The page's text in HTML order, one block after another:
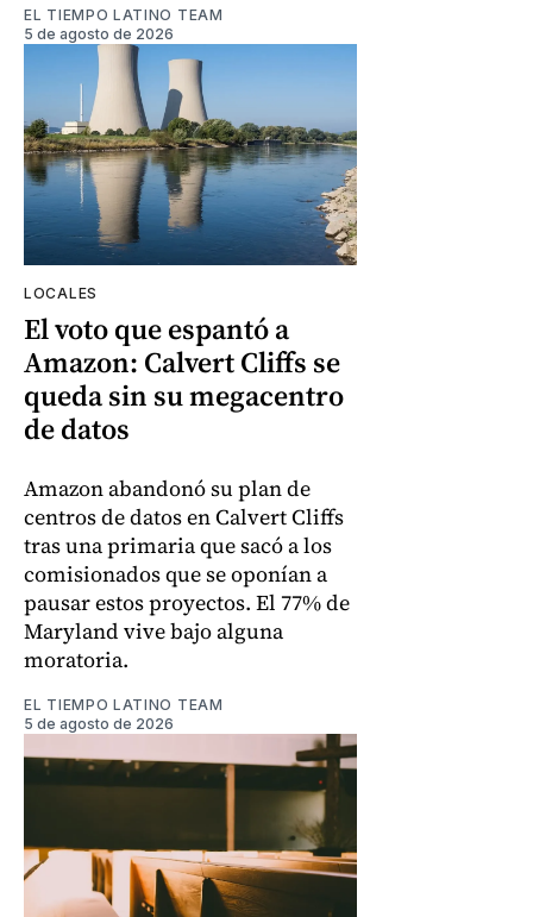
EL TIEMPO LATINO TEAM
5 de agosto de 2026
LOCALES
El voto que espantó a
Amazon: Calvert Cliffs se
queda sin su megacentro
de datos
Amazon abandonó su plan de
centros de datos en Calvert Cliffs
tras una primaria que sacó a los
comisionados que se oponían a
pausar estos proyectos. El 77% de
Maryland vive bajo alguna
moratoria.
EL TIEMPO LATINO TEAM
5 de agosto de 2026